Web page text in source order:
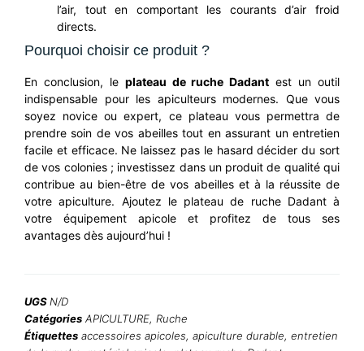
l’air, tout en comportant les courants d’air froid
directs.
Pourquoi choisir ce produit ?
En conclusion, le plateau de ruche Dadant est un outil
indispensable pour les apiculteurs modernes. Que vous
soyez novice ou expert, ce plateau vous permettra de
prendre soin de vos abeilles tout en assurant un entretien
facile et efficace. Ne laissez pas le hasard décider du sort
de vos colonies ; investissez dans un produit de qualité qui
contribue au bien-être de vos abeilles et à la réussite de
votre apiculture. Ajoutez le plateau de ruche Dadant à
votre équipement apicole et profitez de tous ses
avantages dès aujourd’hui !
UGSN/D
Catégories APICULTURE, Ruche
Étiquettes accessoires apicoles, apiculture durable, entretien